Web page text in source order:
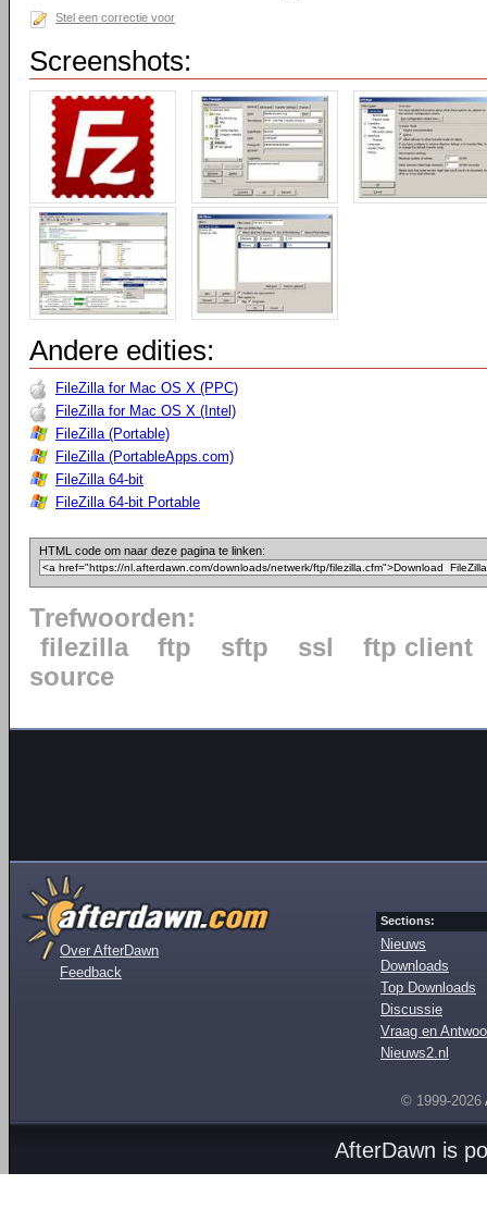
Stel een correctie voor
Screenshots:
Andere edities:
FileZilla for Mac OS X (PPC)
FileZilla for Mac OS X (Intel)
FileZilla (Portable)
FileZilla (PortableApps.com)
FileZilla 64-bit
FileZilla 64-bit Portable
HTML code om naar deze pagina te linken:
Trefwoorden:
filezilla
ftp sftp ssl
ftp client
source
Over AfterDawn
Feedback
Sections:
Nieuws
Downloads
Top Downloads
Discussie
Vraag en
Nieuws2.nl
© 1999-2026
AfterDawn is